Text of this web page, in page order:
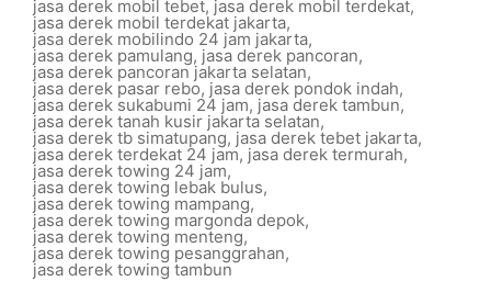
jasa derek mobil tebet, jasa derek mobil terdekat,
jasa derek mobil terdekat jakarta,
jasa derek mobilindo 24 jam jakarta,
jasa derek pamulang, jasa derek pancoran,
jasa derek pancoran jakarta selatan,
jasa derek pasar rebo, jasa derek pondok indah,
jasa derek sukabumi 24 jam, jasa derek tambun,
jasa derek tanah kusir jakarta selatan,
jasa derek tb simatupang, jasa derek tebet jakarta,
jasa derek terdekat 24 jam, jasa derek termurah,
jasa derek towing 24 jam,
jasa derek towing lebak bulus,
jasa derek towing mampang,
jasa derek towing margonda depok,
jasa derek towing menteng,
jasa derek towing pesanggrahan,
jasa derek towing tambun